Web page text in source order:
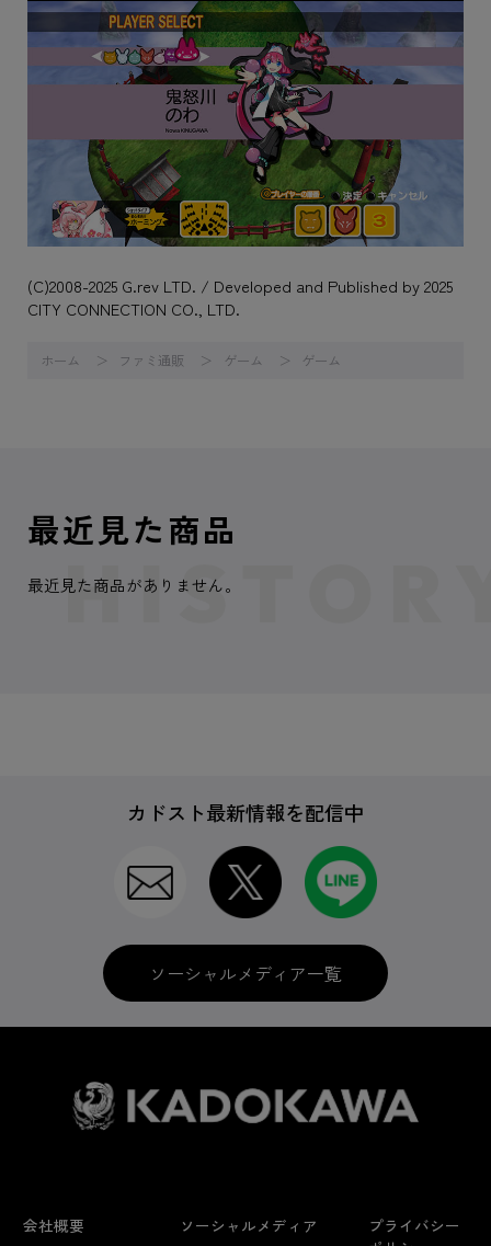
(C)2008-2025 G.rev LTD. / Developed and Published by 2025
CITY CONNECTION CO., LTD.
ホーム ファミ通販 ゲーム ゲーム
最近見た商品
最近見た商品がありません。
カドスト最新情報を配信中
ソーシャルメディア一覧
会社概要 ソーシャルメディア
プライバシー